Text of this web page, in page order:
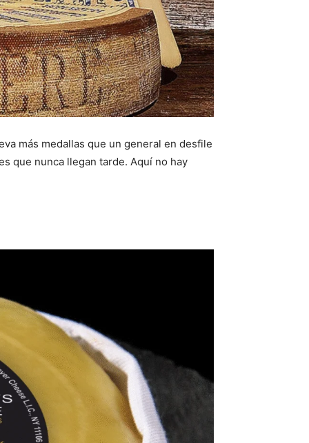
más medallas que un general en desfile
que nunca llegan tarde. Aquí no hay